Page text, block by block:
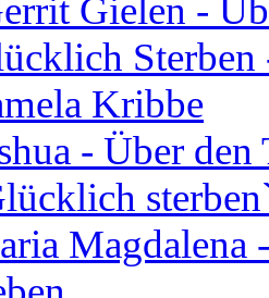
Gielen -
Kribbe
- Über
Magdalena